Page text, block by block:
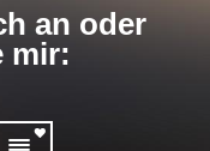
an oder
mir: